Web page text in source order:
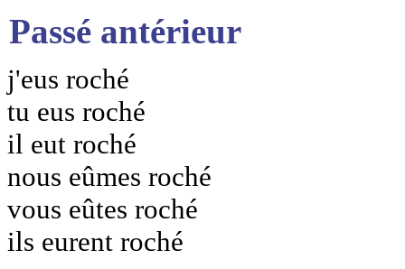
Passé antérieur
j'eus roché
tu eus roché
il eut roché
nous eûmes roché
vous eûtes roché
ils eurent roché